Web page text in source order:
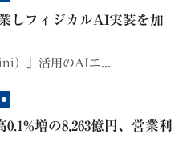
しフィジカルAI実装を加
）」活用のAIエ...
増の8,263億円、営業利